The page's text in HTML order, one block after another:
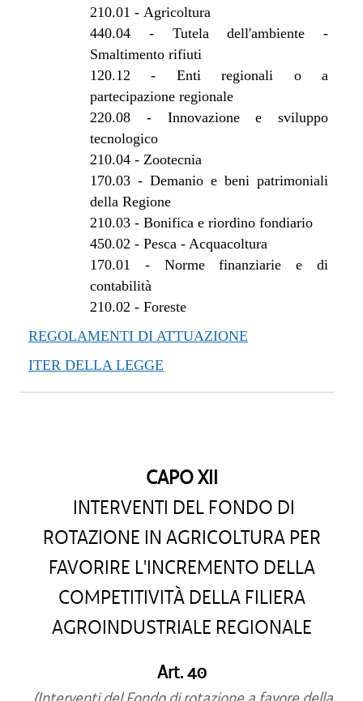
210.01 - Agricoltura
440.04- Tutela dell'ambiente -
Smaltimento rifiuti
120.12 - Enti regionali o a
partecipazione regionale
220.08- Innovazione e sviluppo
tecnologico
210.04- Zootecnia
170.03- Demanio e beni patrimoniali
della Regione
210.03- Bonifica e riordino fondiario
450.02 - Pesca - Acquacoltura
170.01 - Norme finanziarie e di
contabilità
210.02 - Foreste
REGOLAMENTI DI ATTUAZIONE
ITER DELLA LEGGE
CAPO XII
INTERVENTI DEL FONDO DI
ROTAZIONE IN AGRICOLTURA PER
FAVORIRE L'INCREMENTO DELLA
COMPETITIVITÀ DELLA FILIERA
AGROINDUSTRIALE REGIONALE
Art. 40